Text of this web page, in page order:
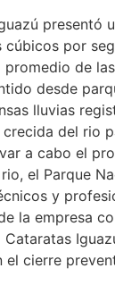
presentó
cúbicos por
promedio de
desde
lluvias
crecida del rio
a cabo el
el Parque
y
la empresa
el cierre